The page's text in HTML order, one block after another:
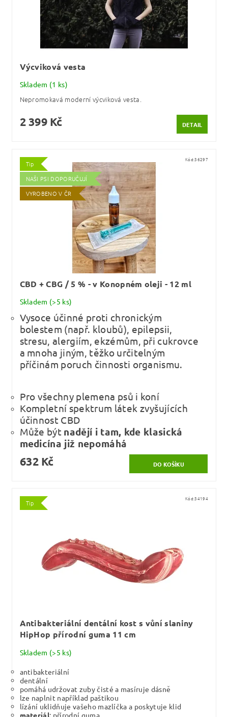
Výcviková vesta
Skladem (1 ks)
Nepromokavá moderní výcviková vesta.
2 399 Kč DETAIL
Tip
NAŠI PSI DOPORUČUJÍ
VYROBENO V ČR
Kód:36297
CBD + CBG / 5 % - v Konopném oleji - 12 ml
Skladem (>5 ks)
Vysoce účinné proti chronickým
bolestem (např. kloubů), epilepsii,
stresu, alergiím, ekzémům, při cukrovce
a mnoha jiným, těžko určitelným
příčinám poruch činnosti organismu.
Pro všechny plemena psů i koní
Kompletní spektrum látek zvyšujících
účinnost CBD
Může být nadějí i tam, kde klasická
medicína již nepomáhá
632 Kč
Tip
Kód:34194
Antibakteriální dentální kost s vůní slaniny
HipHop přírodní guma 11 cm
Skladem (>5 ks)
antibakteriální
dentální
pomáhá udržovat zuby čisté a masíruje dásně
lze naplnit například paštikou
lízání uklidňuje vašeho mazlíčka a poskytuje klid
materiál: přírodní guma